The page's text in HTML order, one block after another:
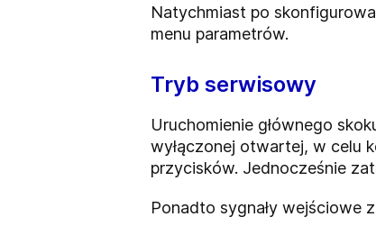
Natychmiast po
menu parametrów.
Tryb serwisowy
Uruchomienie głównego
wyłączonej otwartej, w celu
przycisków. Jednocześnie
Ponadto sygnały wejściowe